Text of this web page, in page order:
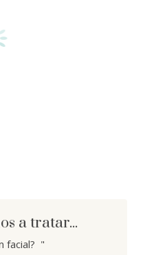
a tratar...
facial? "